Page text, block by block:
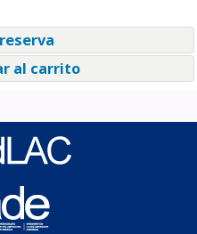
al carrito